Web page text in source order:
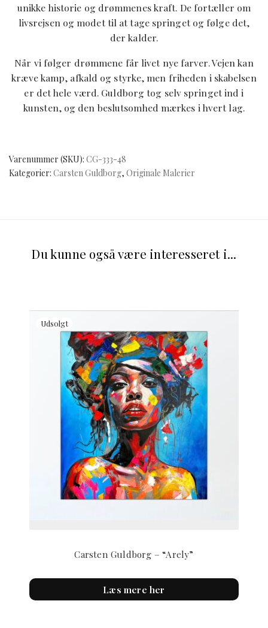
unikke historie og drømmenes kraft. De fortæller om
livsrejsen og modet til at tage springet og følge det,
der kalder.
Når vi følger drømmene får livet nye farver. Vejen kan
kræve kamp, afkald og styrke, men friheden i skabelsen
er det hele værd. Guldborg tog selv springet ind i
kunsten, og den beslutsomhed mærkes i hvert lag.
Varenummer (SKU): CG-333-48
Kategorier: Carsten Guldborg, Originale Malerier
Du kunne også være interesseret i...
Carsten Guldborg – “Arely”
Læs mere her